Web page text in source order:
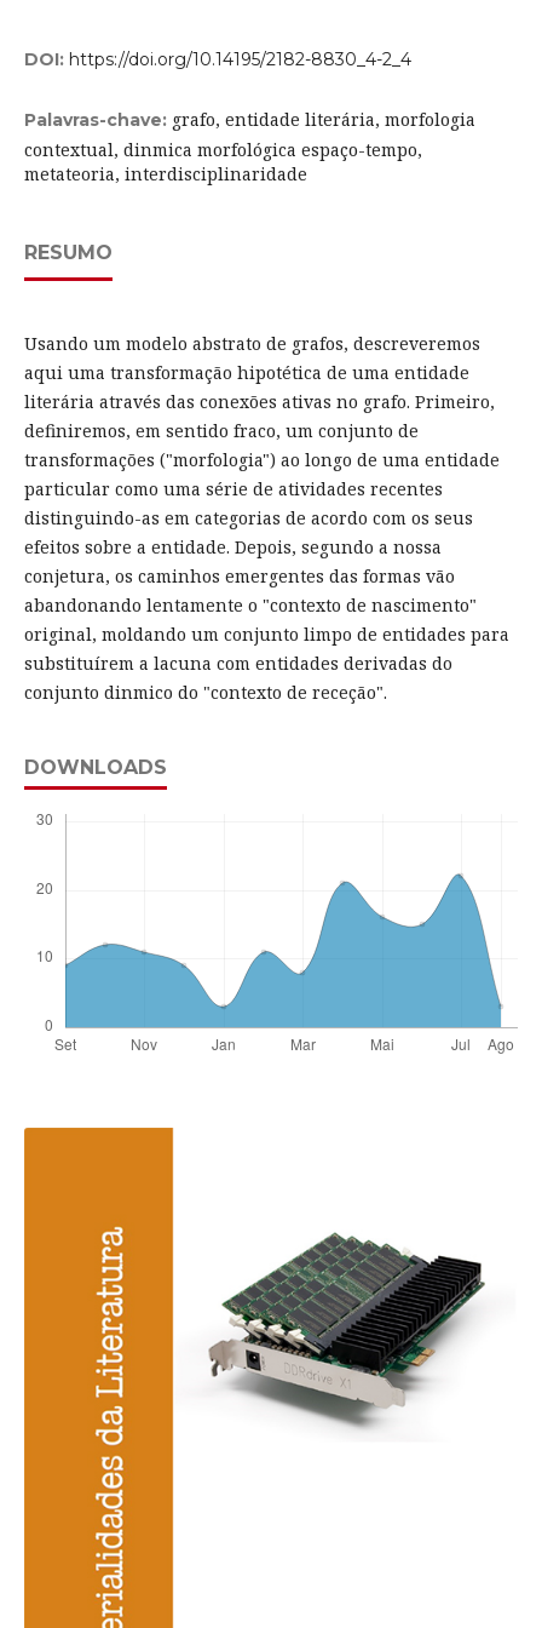
DOI: https://doi.org/10.14195/2182-8830_4-2_4
Palavras-chave: grafo, entidade literária, morfologia
contextual, dinmica morfológica espaço-tempo,
metateoria, interdisciplinaridade
RESUMO
Usando um modelo abstrato de grafos, descreveremos
aqui uma transformação hipotética de uma entidade
literária através das conexões ativas no grafo. Primeiro,
definiremos, em sentido fraco, um conjunto de
transformações ("morfologia") ao longo de uma entidade
particular como uma série de atividades recentes
distinguindo-as em categorias de acordo com os seus
efeitos sobre a entidade. Depois, segundo a nossa
conjetura, os caminhos emergentes das formas vão
abandonando lentamente o "contexto de nascimento"
original, moldando um conjunto limpo de entidades para
substituírem a lacuna com entidades derivadas do
conjunto dinmico do "contexto de receção".
DOWNLOADS